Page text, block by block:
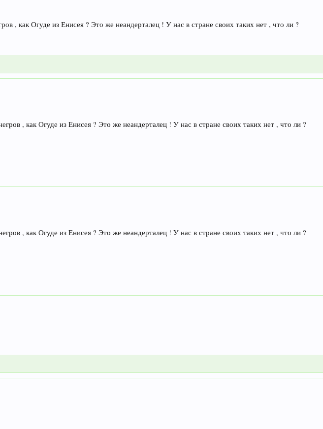
, как Огуде из Енисея ? Это же неандерталец ! У нас в стране своих таких нет , что ли ?
, как Огуде из Енисея ? Это же неандерталец ! У нас в стране своих таких нет , что ли ?
, как Огуде из Енисея ? Это же неандерталец ! У нас в стране своих таких нет , что ли ?